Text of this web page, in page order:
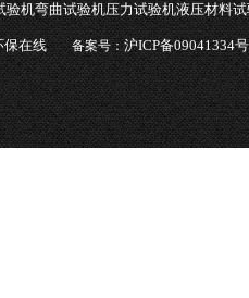
机弯曲试验机压力试验机液压材料
保在线 备案号：沪ICP备09041334